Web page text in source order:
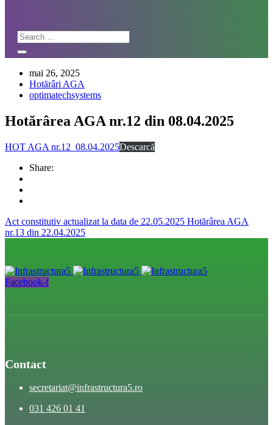
mai 26, 2025
Hotărâri AGA
optimatechsystems
Hotărârea AGA nr.12 din 08.04.2025
HOT AGA nr.12_08.04.2025Descarcă
Share:
Act constitutiv actualizat la data de 22.05.2025 Hotărârea AGA
nr.13 din 22.04.2025
Facebook-f
Contact
secretariat@infrastructura5.ro
031 426 01 41